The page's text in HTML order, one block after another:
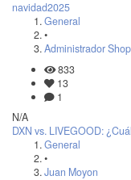
navidad2025
General
•
Administrador
833
13
1
N/A
DXN vs. LIVEGOOD:
General
•
Juan Moyon